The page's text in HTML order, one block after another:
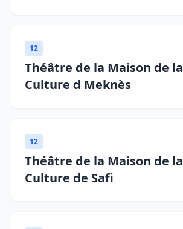
12
Théâtre de la Maison de la
Culture d Meknès
12
Théâtre de la Maison de la
Culture de Safi